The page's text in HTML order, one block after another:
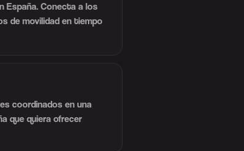
España. Conecta a los
de movilidad en tiempo
coordinados en una
que quiera ofrecer